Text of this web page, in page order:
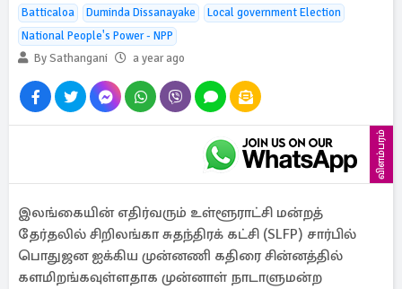
Batticaloa Duminda Dissanayake
Local government Election
National People's Power - NPP
By Sathangani
a year ago
விளம்பரம்
இலங்கையின் எதிர்வரும் உள்ளூராட்சி மன்றத்
தேர்தலில் சிறிலங்கா சுதந்திரக் கட்சி (SLFP) சார்பில்
பொதுஜன ஐக்கிய முன்னணி கதிரை சின்னத்தில்
களமிறங்கவுள்ளதாக முன்னாள் நாடாளுமன்ற